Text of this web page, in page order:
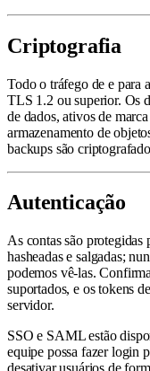
Criptografia
Todo o tráfego de e para
TLS 1.2 ou superior. Os
de dados, ativos de
armazenamento de
backups são
Autenticação
As contas são protegidas
hasheadas e salgadas;
podemos vê-las.
suportados, e os tokens
servidor.
SSO e SAML estão
equipe possa fazer login